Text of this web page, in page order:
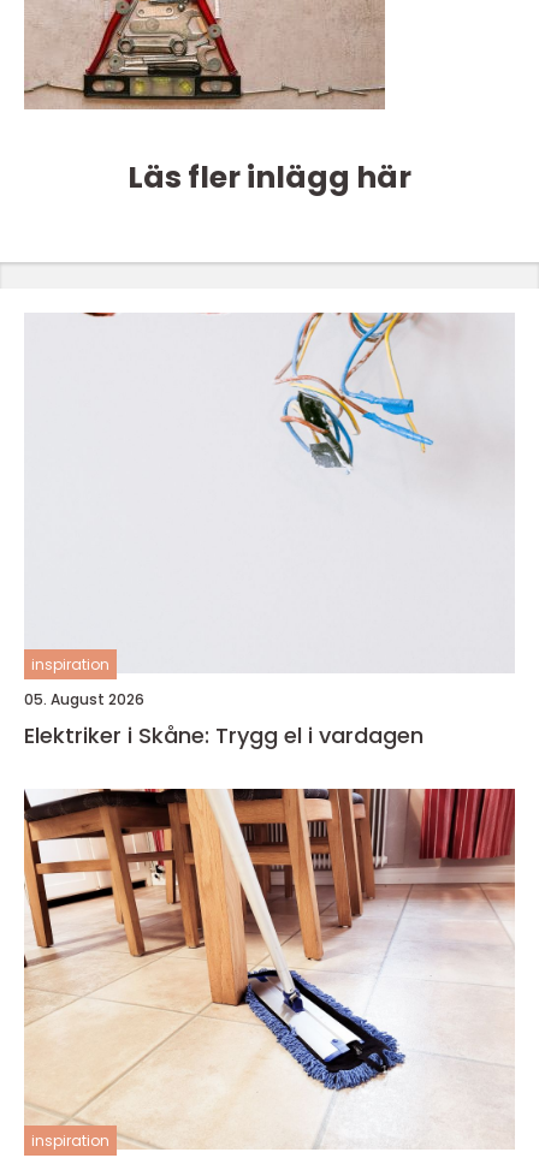
Läs fler inlägg här
inspiration
05. August 2026
Elektriker i Skåne: Trygg el i vardagen
inspiration